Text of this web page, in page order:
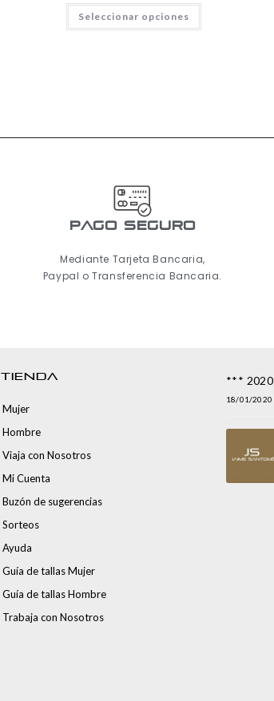
Seleccionar opciones
pago seguro
Mediante Tarjeta Bancaria,
Paypal o Transferencia Bancaria.
TIENDA
Mujer
Hombre
Viaja con Nosotros
Mi Cuenta
Buzón de sugerencias
Sorteos
Ayuda
Guía de tallas Mujer
Guía de tallas Hombre
Trabaja con Nosotros
*** 2020
18/01/2020